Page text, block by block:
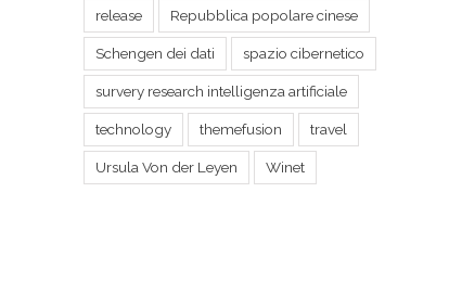
release Repubblica popolare cinese
Schengen dei dati spazio cibernetico
survery research intelligenza artificiale
technology themefusion travel
Ursula Von der Leyen Winet